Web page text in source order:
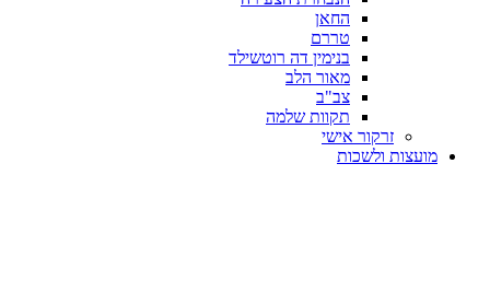
החאן
טררם
בנימין דה רוטשילד
מאור הלב
צב"ב
תקוות שלמה
זרקור אישי
מועצות ולשכות